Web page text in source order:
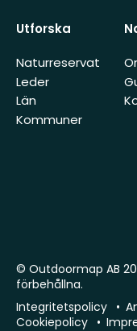
Utforska
Naturreservat
Leder
Län
Kommuner
© Outdoormap AB
förbehållna.
Integritetspolicy
Cookiepolicy